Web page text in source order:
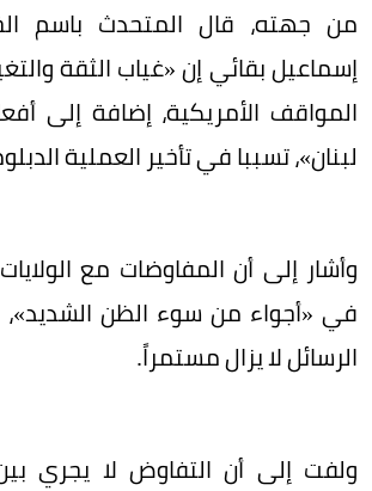
من جهته، قال المتحدث باسم
إسماعيل بقائي إن «غياب الثقة
المواقف الأمريكية، إضافة إلى
لبنان»، تسببا في تأخير العملية
وأشار إلى أن المفاوضات مع
في «أجواء من سوء الظن الشديد»،
الرسائل لا يزال مستمراً.
ولفت إلى أن التفاوض لا يجري